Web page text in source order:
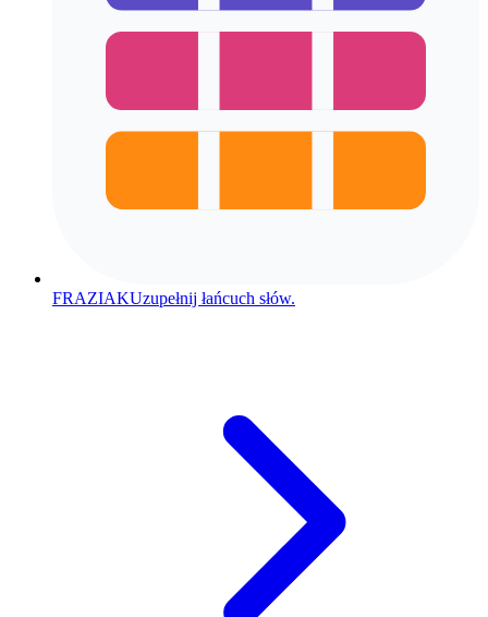
FRAZIAKUzupełnij łańcuch słów.